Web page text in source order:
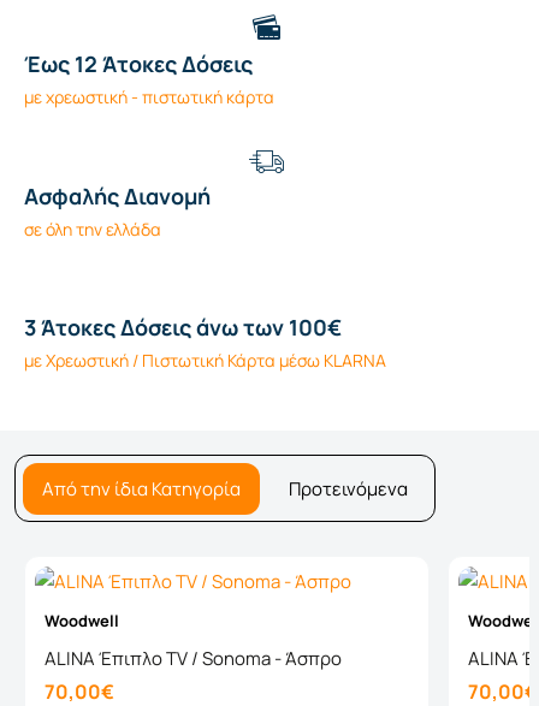
Έως 12 Άτοκες Δόσεις
με χρεωστική - πιστωτική κάρτα
Ασφαλής Διανομή
σε όλη την ελλάδα
3 Άτοκες Δόσεις άνω των 100€
με Χρεωστική / Πιστωτική Κάρτα μέσω KLARNA
Από την ίδια Κατηγορία Προτεινόμενα
Woodwell
ALINA Έπιπλο TV / Sonoma - Άσπρο
70,00€
ALINA
70,00€